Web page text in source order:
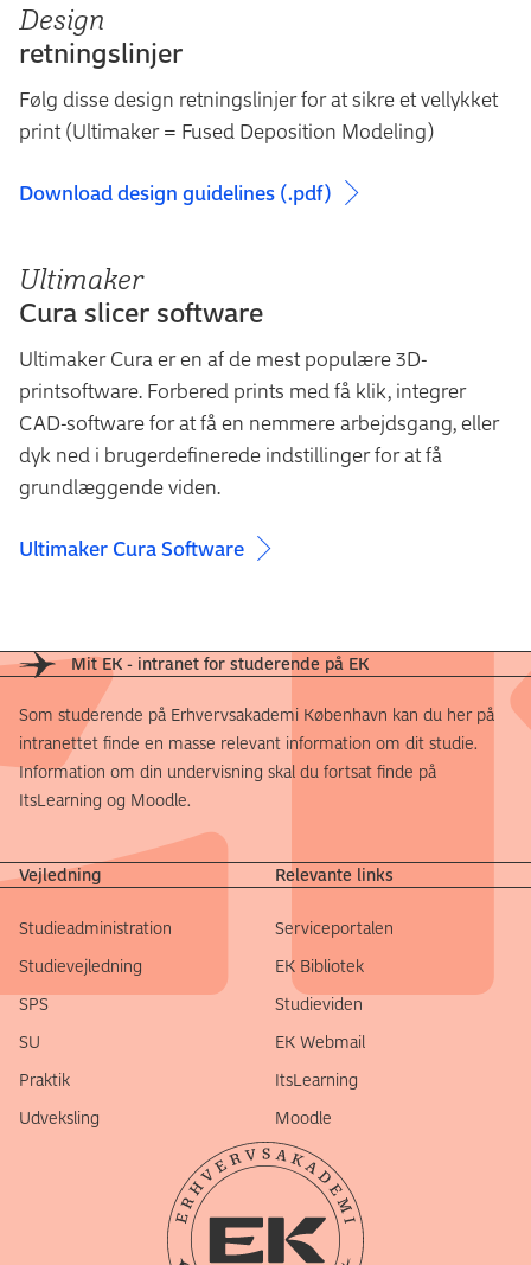
Design
retningslinjer
Følg disse design retningslinjer for at sikre et vellykket
print (Ultimaker = Fused Deposition Modeling)
Download design guidelines (.pdf)
Ultimaker
Cura slicer software
Ultimaker Cura er en af de mest populære 3D-
printsoftware. Forbered prints med få klik, integrer
CAD-software for at få en nemmere arbejdsgang, eller
dyk ned i brugerdefinerede indstillinger for at få
grundlæggende viden.
Ultimaker Cura Software
Mit EK - intranet for studerende på EK
Som studerende på Erhvervsakademi København kan du her på
intranettet finde en masse relevant information om dit studie.
Information om din undervisning skal du fortsat finde på
ItsLearning og Moodle.
Vejledning
Studieadministration
Studievejledning
SPS
SU
Praktik
Udveksling
Relevante links
Serviceportalen
EK Bibliotek
Studieviden
EK Webmail
ItsLearning
Moodle